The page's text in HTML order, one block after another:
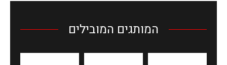
המותגים המובילים